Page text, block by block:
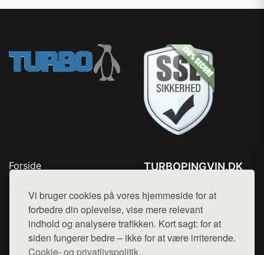
Vi bruger cookies på vores hjemmeside for at
forbedre din oplevelse, vise mere relevant
indhold og analysere trafikken. Kort sagt: for at
siden fungerer bedre – ikke for at være irriterende.
Cookie- og privatlivspolitik.
Forside
Top Rabatter
Blog
Kontakt
TURBOPINGVIN.DK
Mail: hej@want.dk
Cookie- og privatlivspolitik